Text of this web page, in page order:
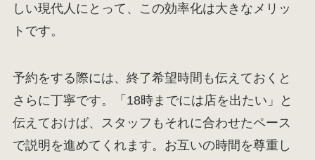
しい現代人にとって、この効率化は大きなメリッ
トです。
予約をする際には、終了希望時間も伝えておくと
さらに丁寧です。「18時までには店を出たい」と
伝えておけば、スタッフもそれに合わせたペース
で説明を進めてくれます。お互いの時間を尊重し